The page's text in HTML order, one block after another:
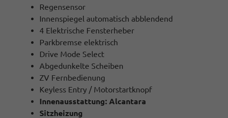
Regensensor
Innenspiegel automatisch abblendend
4 Elektrische Fensterheber
Parkbremse elektrisch
Drive Mode Select
Abgedunkelte Scheiben
ZV Fernbedienung
Keyless Entry / Motorstartknopf
Innenausstattung: Alcantara
Sitzheizung